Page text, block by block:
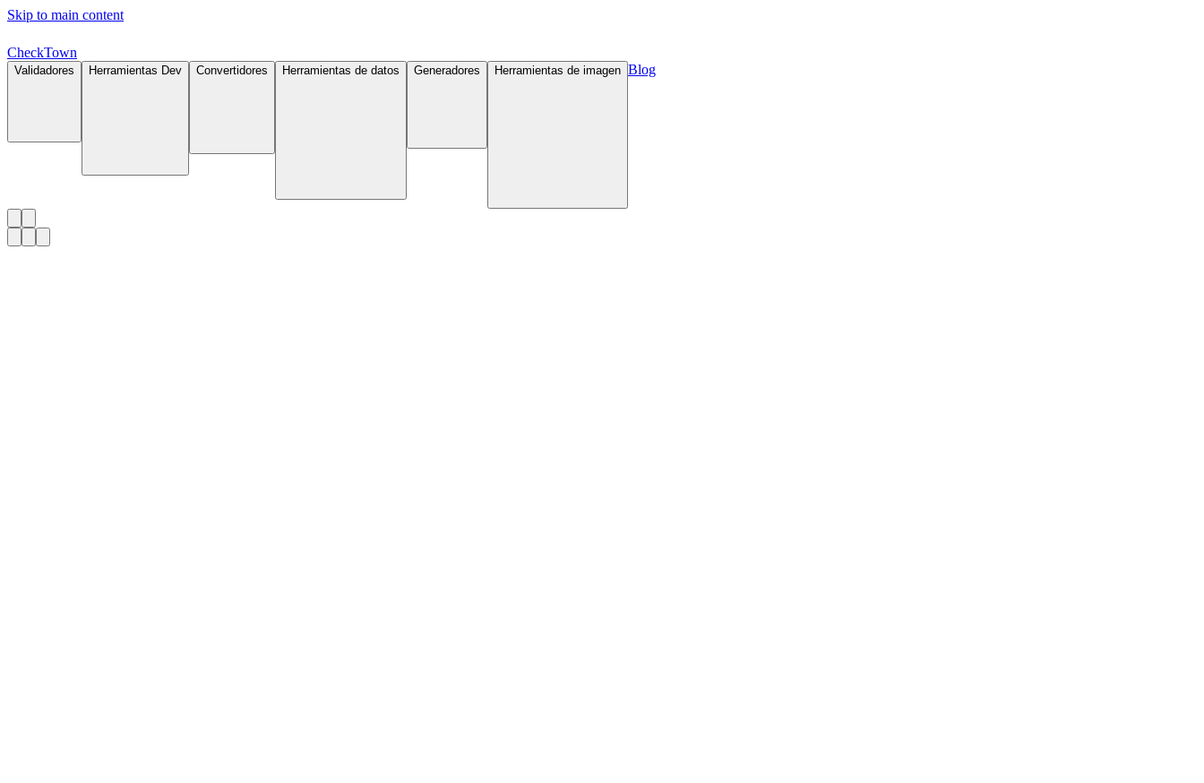
Skip to main content
CheckTown
Validadores Herramientas Dev Convertidores Herramientas de datos Generadores Herramientas de imagen Blog